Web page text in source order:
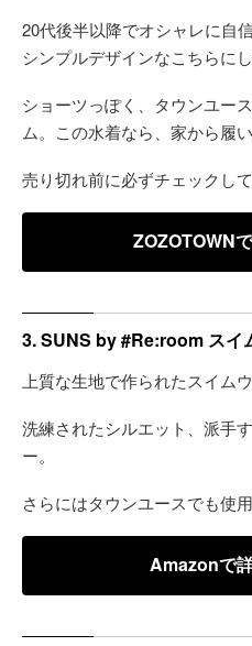
20代後半以降でオシャレに自
シンプルデザインなこちらにし
ショーツっぽく、タウンユー
ム。この水着なら、家から履
売り切れ前に必ずチェックして
ZOZOTOWN
3. SUNS by #Re:room スイ
上質な生地で作られたスイムウ
洗練されたシルエット、派手
ー。
さらにはタウンユースでも使
Amazonで